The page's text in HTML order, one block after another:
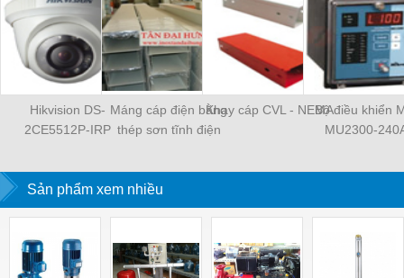
Hikvision DS-
2CE5512P-IRP
Máng cáp điện bằng
thép sơn tĩnh điện
Khay cáp CVL - NEMABộ điều khiển
MU2300-
Sản phẩm xem nhiều